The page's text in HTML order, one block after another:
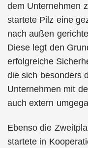
dem Unternehmen
startete Pilz eine
nach außen
Diese legt den
erfolgreiche
die sich besonders
Unternehmen mit
auch extern
Ebenso die
startete in